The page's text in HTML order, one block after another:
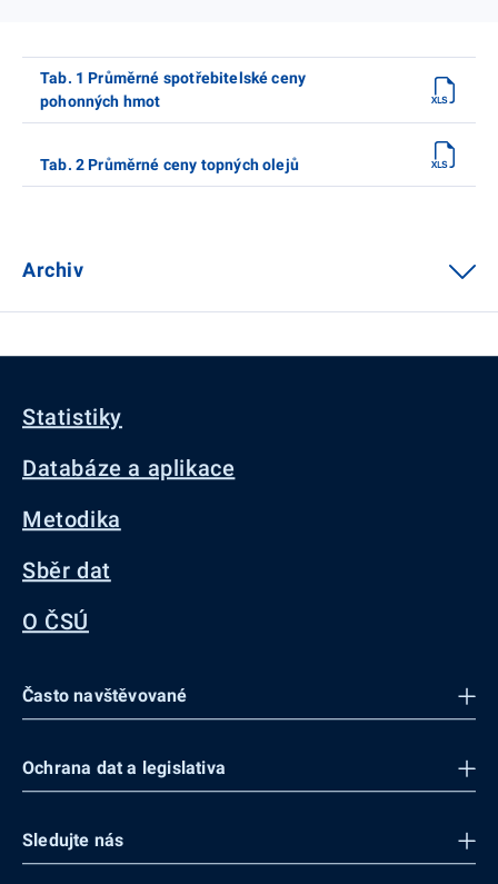
Tab. 1 Průměrné spotřebitelské ceny
pohonných hmot
Tab. 2 Průměrné ceny topných olejů
Archiv
Statistiky
Databáze a aplikace
Metodika
Sběr dat
O ČSÚ
Často navštěvované
Ochrana dat a legislativa
Sledujte nás